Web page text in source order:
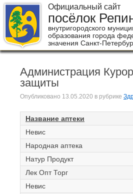
Официальный сайт
посёлок
внутригородского
образования города
значения Санкт-
Администрация
защиты
Опубликовано 13.05.2020 в рубрике
Название аптеки
Невис
Народная аптека
Натур Продукт
Лек Опт Торг
Невис